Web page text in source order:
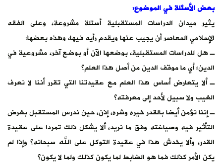
بعض الأسئلة في الموضوع:
يثير ميدان الدراسات المستقبلية أسئلة مشروعة، وعلى الفقه
الإسلامي المعاصر أن يجيب عنها ويقدم رأيه فيها، وهذه بعضها:
ـ هل للدراسات المستقبلية، بوضعها الآن أو بوضع آخر، مشروعية في
الدين؛ أي ما موقف الدين من أصل هذا العلم؟
ـ ألا يتعارض أساس هذا العلم مع عقيدتنا التي تقرر أننا لا نعرف
الغيب ولا سبيل لأحد إلى معرفته؟
ـ إننا نؤمن أيضا بالقدر خيره وشره، إذن، حين ندرس المستقبل بغرض
التأثير فيه وصياغته وفق ما نريد، ألا يشكل ذلك تمردا على عقيدة
القدر، وألا يخدش هذا في عقيدة التوكل على الله سبحانه؟ وإذا لم
يكن الأمر كذلك فما هو الضابط لما يكون كذلك ولما لا يكون؟